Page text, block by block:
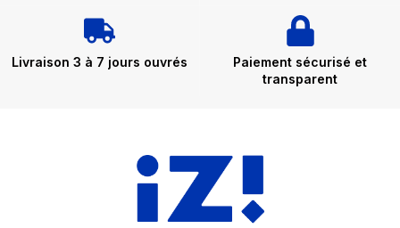
Livraison 3 à 7 jours ouvrés
Paiement sécurisé et
transparent